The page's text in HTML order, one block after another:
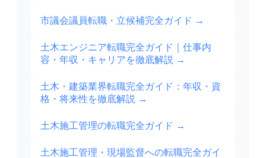
市議会議員転職・立候補完全ガイド →
土木エンジニア転職完全ガイド｜仕事内
容・年収・キャリアを徹底解説 →
土木・建築業界転職完全ガイド：年収・資
格・将来性を徹底解説 →
土木施工管理の転職完全ガイド →
土木施工管理・現場監督への転職完全ガイ